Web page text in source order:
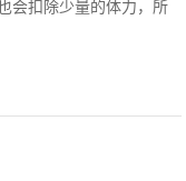
会扣除少量的体力，所